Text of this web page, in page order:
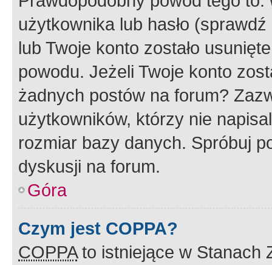
użytkownika lub hasło
lub Twoje konto zostało
powodu. Jeżeli Twoje konto
żadnych postów na forum?
użytkowników, którzy nie
rozmiar bazy danych. Spróbuj
dyskusji na forum.
Góra
Czym jest COPPA?
COPPAto istniejące w Stanach